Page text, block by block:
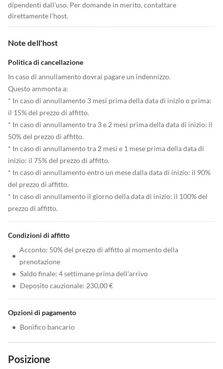
dipendenti dall'uso. Per domande in merito, contattare
direttamente l'host.
Note dell'host
Politica di cancellazione
In caso di annullamento dovrai pagare un indennizzo.
Questo ammonta a:
* In caso di annullamento 3 mesi prima della data di inizio o prima:
il 15% del prezzo di affitto.
* In caso di annullamento tra 3 e 2 mesi prima della data di inizio: il
50% del prezzo di affitto.
* In caso di annullamento tra 2 mesi e 1 mese prima della data di
inizio: il 75% del prezzo di affitto.
* In caso di annullamento entro un mese dalla data di inizio: il 90%
del prezzo di affitto.
* In caso di annullamento il giorno della data di inizio: il 100% del
prezzo di affitto.
Condizioni di affitto
•
Acconto: 50% del prezzo di affitto al momento della
prenotazione
• Saldo finale: 4 settimane prima dell'arrivo
• Deposito cauzionale: 230,00 €
Opzioni di pagamento
• Bonifico bancario
Posizione